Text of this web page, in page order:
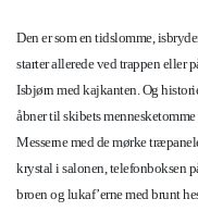
Den er som en tidslomme,
starter allerede ved trappen eller
Isbjørn med kajkanten. Og
åbner til skibets
Messerne med de mørke
krystal i salonen, telefonboksen
broen og lukaf’erne med brunt